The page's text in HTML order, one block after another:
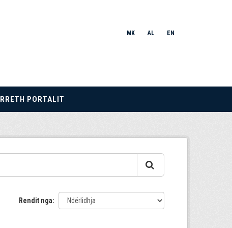
MK AL EN
RRETH PORTALIT
Rendit nga